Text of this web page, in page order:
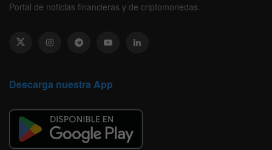
Portal de noticias financieras y de criptomonedas.
Descarga nuestra App